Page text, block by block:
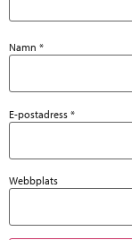
Namn *
E-postadress *
Webbplats